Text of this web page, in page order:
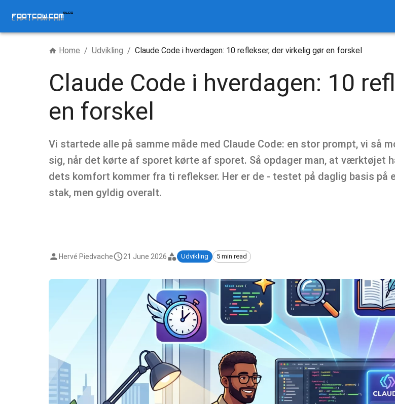
Home / Udvikling / Claude Code i hverdagen: 10 reflekser, der virkelig gør en forskel
Claude Code i hverdagen: 10
en forskel
Vi startede alle på samme måde med Claude Code: en stor prompt, vi så
sig, når det kørte af sporet kørte af sporet. Så opdager man, at værktøjet
dets komfort kommer fra ti reflekser. Her er de - testet på daglig basis på
stak, men gyldig overalt.
Hervé Piedvache 21 June 2026 Udvikling 5 min read